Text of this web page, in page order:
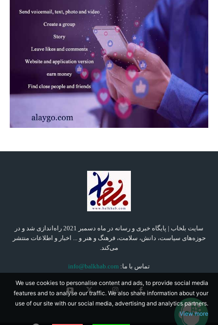
سایت بلخاب | پایگاه خبری و رسانه در ماه دسمبر 2021 راه‌اندازی شد و در
حوزه‌های سیاست، دانش، سلامت، فرهنگ و هنر و ... اخبار و اطلاعات منتشر
می‌کند.
تماس با ما: info@balkhab.com
We use cookies to personalise content and ads, to provide social media
features and to analyse our traffic. We also share information about your
use of our site with our social media, advertising and analytics partners.
View more